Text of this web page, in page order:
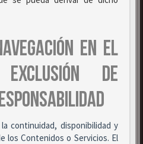
EN EL
DE
continuidad, disponibilidad y
los Contenidos o Servicios. El